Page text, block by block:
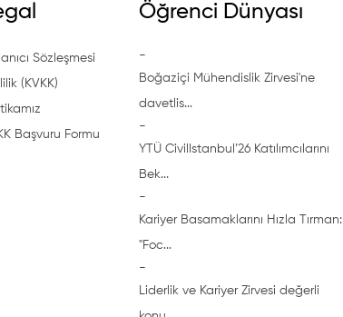
Sözleşmesi
(KVKK)
Başvuru Formu
Öğrenci Dünyası
-
Boğaziçi Mühendislik Zirvesi'ne
davetlis...
-
YTÜ CivilIstanbul’26 Katılımcılarını
Bek...
-
Kariyer Basamaklarını Hızla Tırman:
"Foc...
-
Liderlik ve Kariyer Zirvesi değerli